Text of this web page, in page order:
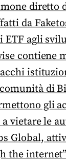
diretto
da
agli
contiene
di
gli
a vietare le
Global,
the